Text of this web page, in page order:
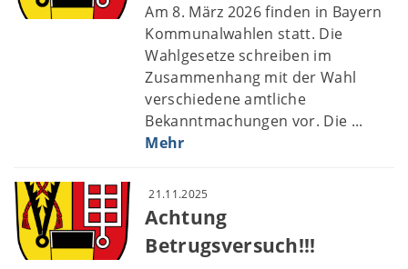
Am 8. März 2026 finden in Bayern
Kommunalwahlen statt. Die
Wahlgesetze schreiben im
Zusammenhang mit der Wahl
verschiedene amtliche
Bekanntmachungen vor. Die ...
Mehr
21.11.2025
Achtung
Betrugsversuch!!!